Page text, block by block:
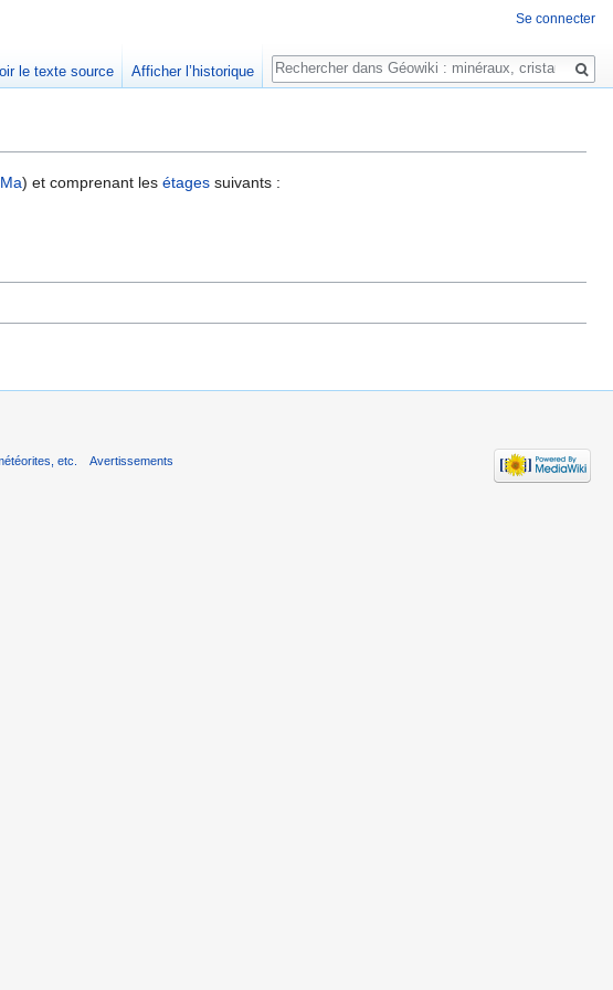
Ma) et comprenant les étages suivants :
Se connecter
le texte source Afficher l’historique
Rechercher
etc. Avertissements